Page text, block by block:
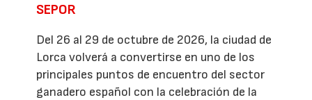
SEPOR
Del 26 al 29 de octubre de 2026, la ciudad de
Lorca volverá a convertirse en uno de los
principales puntos de encuentro del sector
ganadero español con la celebración de la